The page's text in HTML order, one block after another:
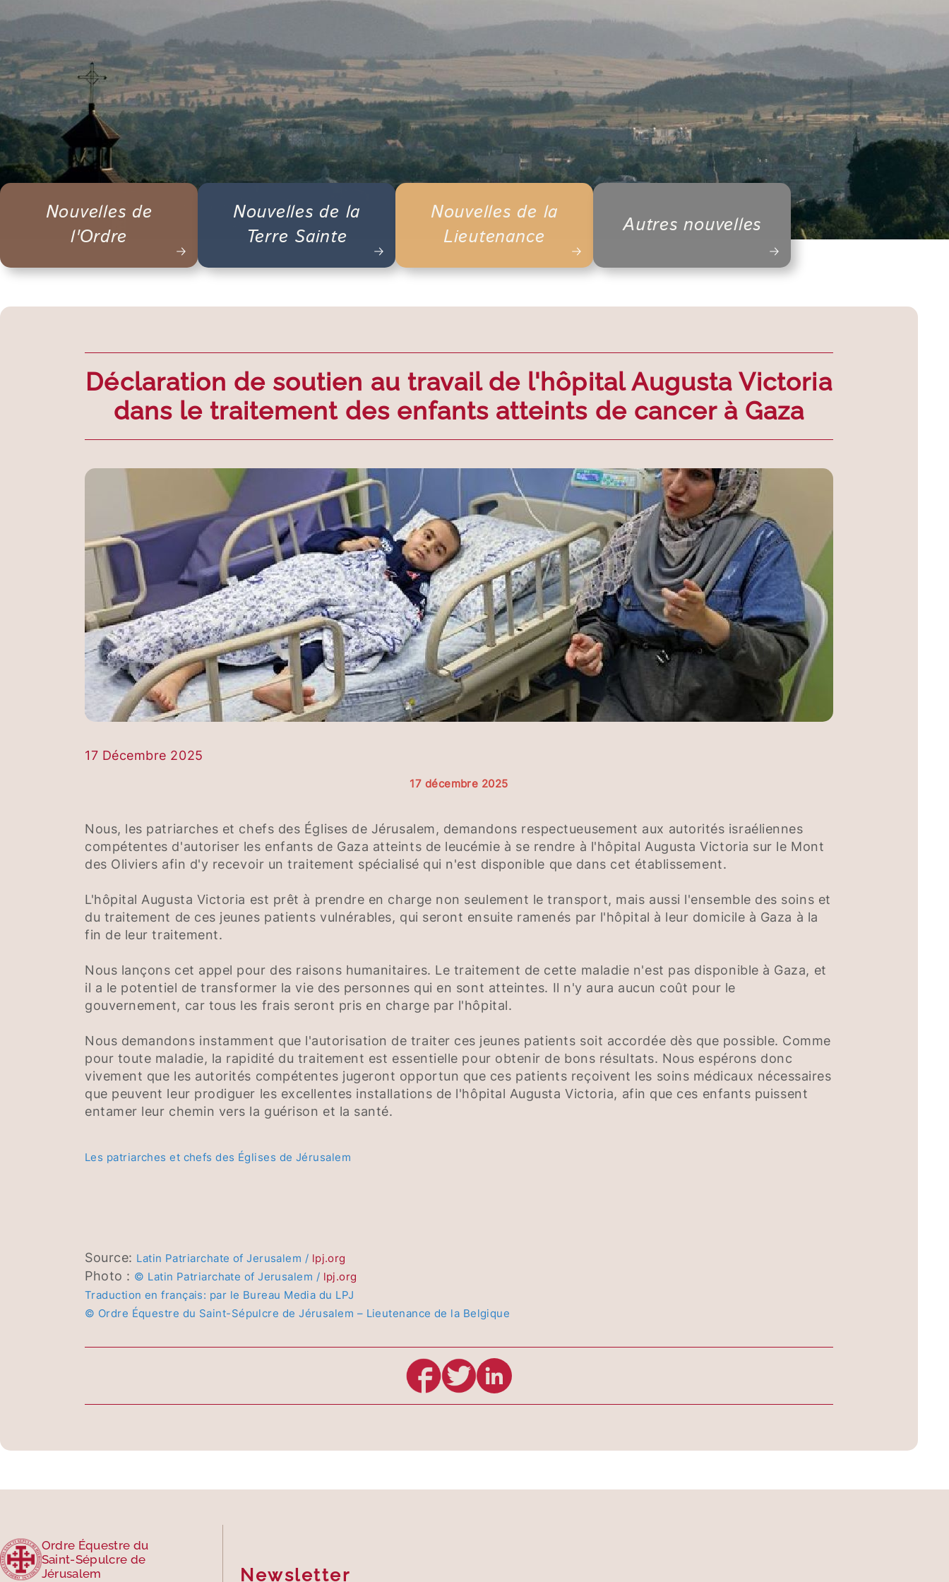
Nouvelles de
l'Ordre
Nouvelles de la
Terre Sainte
Nouvelles de la
Lieutenance
Autres nouvelles
Déclaration de soutien au travail de l'hôpital Augusta Victoria
dans le traitement des enfants atteints de cancer à Gaza
17 Décembre 2025
17 décembre 2025
Nous, les patriarches et chefs des Églises de Jérusalem, demandons respectueusement aux autorités israéliennes
compétentes d'autoriser les enfants de Gaza atteints de leucémie à se rendre à l'hôpital Augusta Victoria sur le Mont
des Oliviers afin d'y recevoir un traitement spécialisé qui n'est disponible que dans cet établissement.
L'hôpital Augusta Victoria est prêt à prendre en charge non seulement le transport, mais aussi l'ensemble des soins et
du traitement de ces jeunes patients vulnérables, qui seront ensuite ramenés par l'hôpital à leur domicile à Gaza à la
fin de leur traitement.
Nous lançons cet appel pour des raisons humanitaires. Le traitement de cette maladie n'est pas disponible à Gaza, et
il a le potentiel de transformer la vie des personnes qui en sont atteintes. Il n'y aura aucun coût pour le
gouvernement, car tous les frais seront pris en charge par l'hôpital.
Nous demandons instamment que l'autorisation de traiter ces jeunes patients soit accordée dès que possible. Comme
pour toute maladie, la rapidité du traitement est essentielle pour obtenir de bons résultats. Nous espérons donc
vivement que les autorités compétentes jugeront opportun que ces patients reçoivent les soins médicaux nécessaires
que peuvent leur prodiguer les excellentes installations de l'hôpital Augusta Victoria, afin que ces enfants puissent
entamer leur chemin vers la guérison et la santé.
Les patriarches et chefs des Églises de Jérusalem
Source: Latin Patriarchate of Jerusalem / lpj.org
Photo : © Latin Patriarchate of Jerusalem / lpj.org
Traduction en français: par le Bureau Media du LPJ
© Ordre Équestre du Saint-Sépulcre de Jérusalem – Lieutenance de la Belgique
Ordre Équestre du
Saint-Sépulcre de
Jérusalem
Newsletter